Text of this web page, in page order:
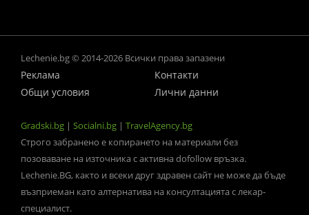
Lechenie.bg © 2014-2026 Всички права запазени
Реклама
Контакти
Общи условия
Лични данни
Gradski.bg | Socialni.bg | TravelAgency.bg
Строго забранено е копирането на материали без
позоваване на източника с активна dofollow връзка.
Lechenie.BG, както и всеки друг здравен сайт не може да бъде
възприеман като алтернатива на консултацията с лекар-
специалист.